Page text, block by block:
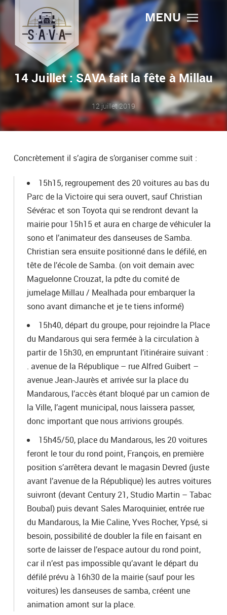
MENU
14 Juillet : SAVA fait la fête à Millau
12 juillet 2019
Concrètement il s’agira de s’organiser comme suit :
15h15, regroupement des 20 voitures au bas du
Parc de la Victoire qui sera ouvert, sauf Christian
Sévérac et son Toyota qui se rendront devant la
mairie pour 15h15 et aura en charge de véhiculer la
sono et l’animateur des danseuses de Samba.
Christian sera ensuite positionné dans le défilé, en
tête de l’école de Samba. (on voit demain avec
Maguelonne Crouzat, la pdte du comité de
jumelage Millau / Mealhada pour embarquer la
sono avant dimanche et je te tiens informé)
15h40, départ du groupe, pour rejoindre la Place
du Mandarous qui sera fermée à la circulation à
partir de 15h30, en empruntant l’itinéraire suivant :
. avenue de la République – rue Alfred Guibert –
avenue Jean-Jaurès et arrivée sur la place du
Mandarous, l’accès étant bloqué par un camion de
la Ville, l’agent municipal, nous laissera passer,
donc important que nous arrivions groupés.
15h45/50, place du Mandarous, les 20 voitures
feront le tour du rond point, François, en première
position s’arrêtera devant le magasin Devred (juste
avant l’avenue de la République) les autres voitures
suivront (devant Century 21, Studio Martin – Tabac
Boubal) puis devant Sales Maroquinier, entrée rue
du Mandarous, la Mie Caline, Yves Rocher, Ypsé, si
besoin, possibilité de doubler la file en faisant en
sorte de laisser de l’espace autour du rond point,
car il n’est pas impossible qu’avant le départ du
défilé prévu à 16h30 de la mairie (sauf pour les
voitures) les danseuses de samba, créent une
animation amont sur la place.